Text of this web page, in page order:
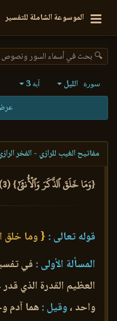
الموسوعة الشاملة للتفسير
🔍 بحث في أسماء السور ونصوص
سورة الليل آية 3
مفاتيح الغيب للرازي - الفخر
{وَمَا خَلَقَ ٱلذَّكَرَ وَٱلۡأُنثَىٰٓ} (3)
قوله تعالى : { وما خلق
المسألة الأولى : في
العظيم القدرة الذي
واحد ،وقيل :هما آدم